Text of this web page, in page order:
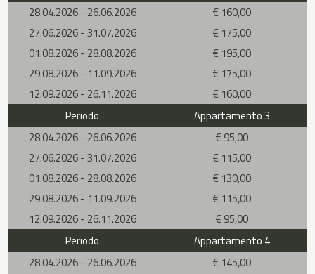
28.04.2026 - 26.06.2026
€ 160,00
27.06.2026 - 31.07.2026
€ 175,00
01.08.2026 - 28.08.2026
€ 195,00
29.08.2026 - 11.09.2026
€ 175,00
12.09.2026 - 26.11.2026
€ 160,00
Periodo
Appartamento 3
28.04.2026 - 26.06.2026
€ 95,00
27.06.2026 - 31.07.2026
€ 115,00
01.08.2026 - 28.08.2026
€ 130,00
29.08.2026 - 11.09.2026
€ 115,00
12.09.2026 - 26.11.2026
€ 95,00
Periodo
Appartamento 4
28.04.2026 - 26.06.2026
€ 145,00